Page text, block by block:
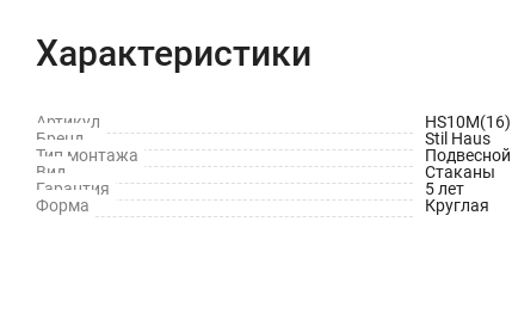
Характеристики
Артикул HS10M(16)
Бренд
Stil Haus
Тип монтажа
Подвесной
Вид
Стаканы
Гарантия
5 лет
Форма
Круглая